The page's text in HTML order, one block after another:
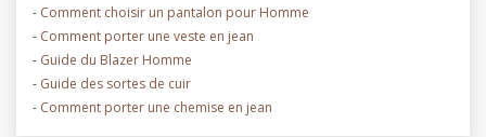
- Comment choisir un pantalon pour Homme
- Comment porter une veste en jean
- Guide du Blazer Homme
- Guide des sortes de cuir
- Comment porter une chemise en jean